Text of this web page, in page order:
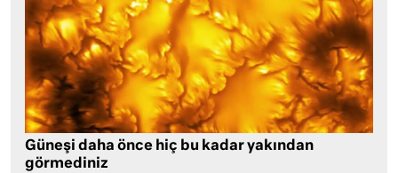
Güneşi daha önce hiç bu kadar yakından
görmediniz